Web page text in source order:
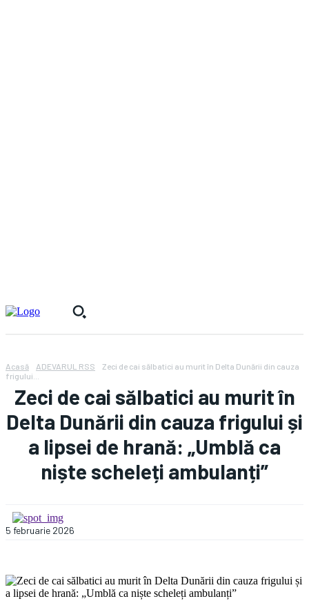
Acasă ADEVARUL RSS
Zeci de cai sălbatici au murit în Delta Dunării din cauza
frigului...
Zeci de cai sălbatici au murit în
Delta Dunării din cauza frigului și
a lipsei de hrană: „Umblă ca
niște scheleți ambulanți”
5 februarie 2026